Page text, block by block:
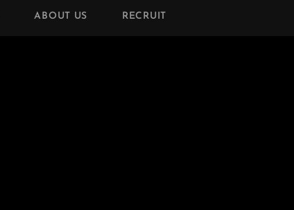
ABOUT US RECRUIT